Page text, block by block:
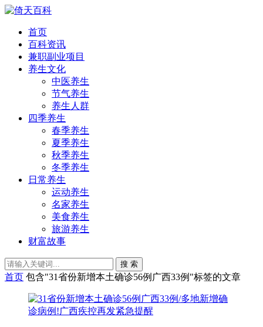
首页
百科资讯
兼职副业项目
养生文化
中医养生
节气养生
养生人群
四季养生
春季养生
夏季养生
秋季养生
冬季养生
日常养生
运动养生
名家养生
美食养生
旅游养生
财富故事
搜 索
首页 包含"31省份新增本土确诊56例广西33例"标签的文章